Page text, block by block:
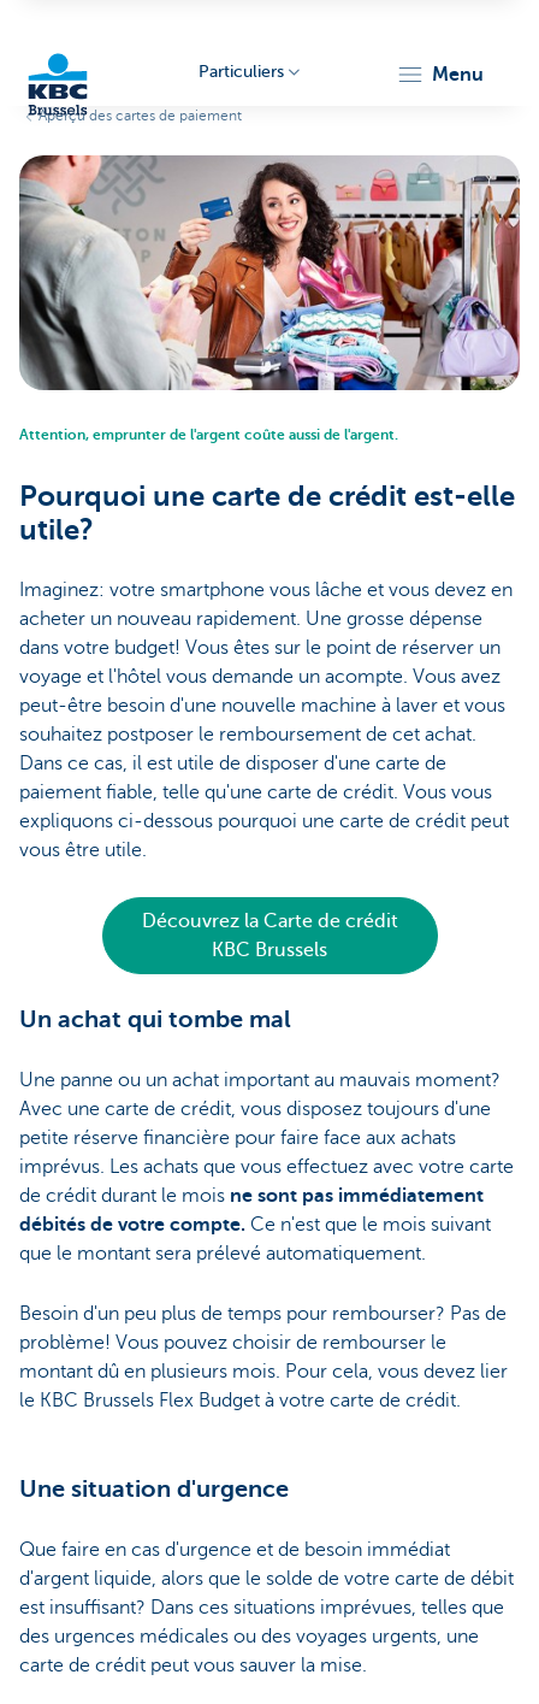
Brussels
Particuliers menu
Aperçu des cartes de paiement
Attention, emprunter de l'argent coûte aussi de l'argent.
Pourquoi une carte de crédit est-elle
utile?
Imaginez: votre smartphone vous lâche et vous devez en
acheter un nouveau rapidement. Une grosse dépense
dans votre budget! Vous êtes sur le point de réserver un
voyage et l'hôtel vous demande un acompte. Vous avez
peut-être besoin d'une nouvelle machine à laver et vous
souhaitez postposer le remboursement de cet achat.
Dans ce cas, il est utile de disposer d'une carte de
paiement fiable, telle qu'une carte de crédit. Vous vous
expliquons ci-dessous pourquoi une carte de crédit peut
vous être utile.
Découvrez la Carte de crédit
KBC Brussels
Un achat qui tombe mal
Une panne ou un achat important au mauvais moment?
Avec une carte de crédit, vous disposez toujours d'une
petite réserve financière pour faire face aux achats
imprévus. Les achats que vous effectuez avec votre carte
de crédit durant le mois ne sont pas immédiatement
débités de votre compte. Ce n'est que le mois suivant
que le montant sera prélevé automatiquement.
Besoin d'un peu plus de temps pour rembourser? Pas de
problème! Vous pouvez choisir de rembourser le
montant dû en plusieurs mois. Pour cela, vous devez lier
le KBC Brussels Flex Budget à votre carte de crédit.
Une situation d'urgence
Que faire en cas d'urgence et de besoin immédiat
d'argent liquide, alors que le solde de votre carte de débit
est insuffisant? Dans ces situations imprévues, telles que
des urgences médicales ou des voyages urgents, une
carte de crédit peut vous sauver la mise.